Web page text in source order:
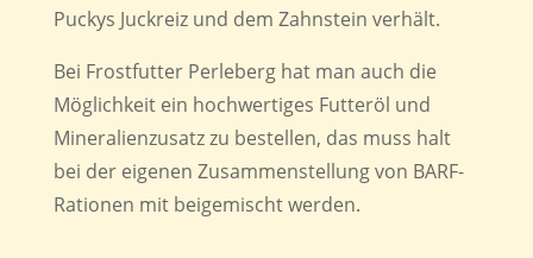
Puckys Juckreiz und dem Zahnstein verhält.
Bei Frostfutter Perleberg hat man auch die
Möglichkeit ein hochwertiges Futteröl und
Mineralienzusatz zu bestellen, das muss halt
bei der eigenen Zusammenstellung von BARF-
Rationen mit beigemischt werden.